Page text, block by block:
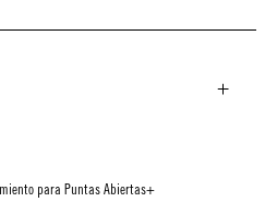
para Puntas Abiertas+